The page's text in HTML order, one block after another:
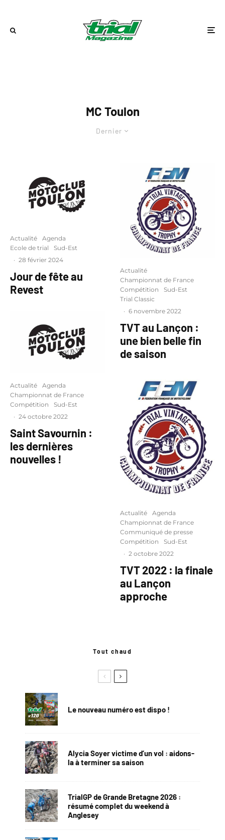
MC Toulon
Dernier
Actualité
Agenda
Ecole de trial
Sud-Est
· 28 février 2024
Jour de fête au
Revest
Actualité
Agenda
Championnat de France
Compétition
Sud-Est
· 24 octobre 2022
Saint Savournin :
les dernières
nouvelles !
Actualité
Championnat de France
Compétition
Sud-Est
Trial Classic
· 6 novembre 2022
TVT au Lançon :
une bien belle fin
de saison
Actualité
Agenda
Championnat de France
Communiqué de presse
Compétition
Sud-Est
· 2 octobre 2022
TVT 2022 : la finale
au Lançon
approche
Tout chaud
Le nouveau numéro est dispo !
Alycia Soyer victime d’un vol : aidons-
la à terminer sa saison
TrialGP de Grande Bretagne 2026 :
résumé complet du weekend à
Anglesey